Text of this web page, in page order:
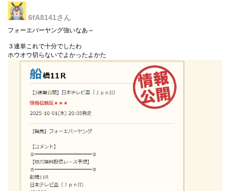
6fA8141さん
フォーエバーヤング強いなあ～
３連単これで十分でしたわ
ホウオウ切らないでよかったよかた